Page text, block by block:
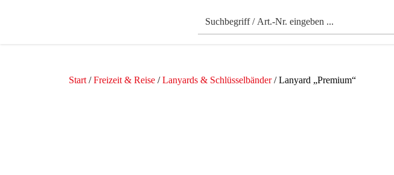
Start /Freizeit & Reise /Lanyards & Schlüsselbänder/ Lanyard „Premium“